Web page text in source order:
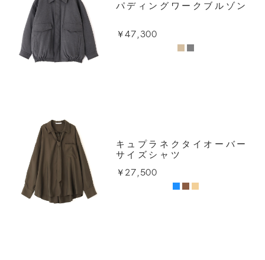
パディングワークブルゾン
￥47,300
キュプラネクタイオーバー
サイズシャツ
￥27,500